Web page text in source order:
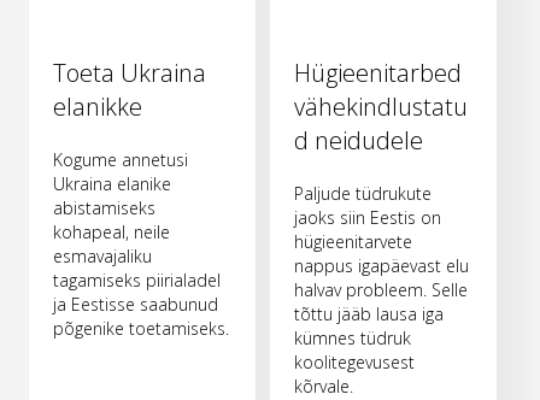
Toeta Ukraina
elanikke
Kogume annetusi
Ukraina elanike
abistamiseks
kohapeal, neile
esmavajaliku
tagamiseks piirialadel
ja Eestisse saabunud
põgenike toetamiseks.
Hügieenitarbed
vähekindlustatu
d neidudele
Paljude tüdrukute
jaoks siin Eestis on
hügieenitarvete
nappus igapäevast elu
halvav probleem. Selle
tõttu jääb lausa iga
kümnes tüdruk
koolitegevusest
kõrvale.